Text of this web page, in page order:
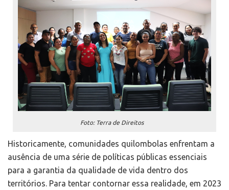
Foto: Terra de Direitos
Historicamente, comunidades quilombolas enfrentam a
ausência de uma série de políticas públicas essenciais
para a garantia da qualidade de vida dentro dos
territórios. Para tentar contornar essa realidade, em 2023